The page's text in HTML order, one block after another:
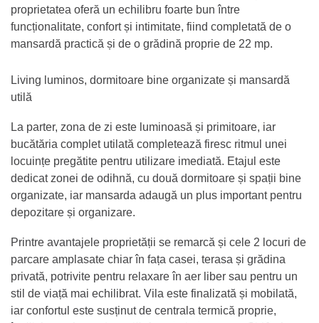
proprietatea oferă un echilibru foarte bun între
funcționalitate, confort și intimitate, fiind completată de o
mansardă practică și de o grădină proprie de 22 mp.
Living luminos, dormitoare bine organizate și mansardă
utilă
La parter, zona de zi este luminoasă și primitoare, iar
bucătăria complet utilată completează firesc ritmul unei
locuințe pregătite pentru utilizare imediată. Etajul este
dedicat zonei de odihnă, cu două dormitoare și spații bine
organizate, iar mansarda adaugă un plus important pentru
depozitare și organizare.
Printre avantajele proprietății se remarcă și cele 2 locuri de
parcare amplasate chiar în fața casei, terasa și grădina
privată, potrivite pentru relaxare în aer liber sau pentru un
stil de viață mai echilibrat. Vila este finalizată și mobilată,
iar confortul este susținut de centrala termică proprie,